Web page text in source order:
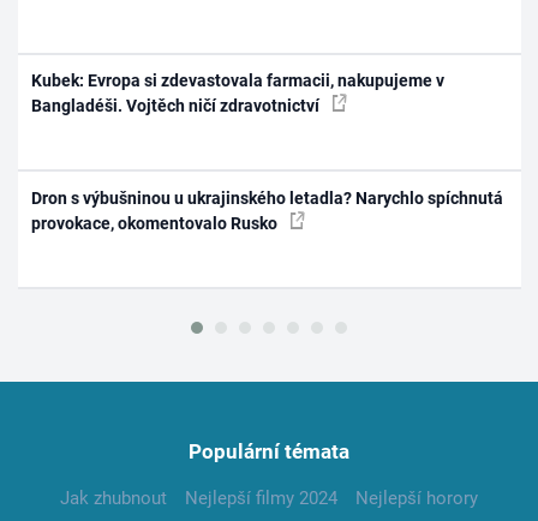
Kubek: Evropa si zdevastovala farmacii, nakupujeme v
Bangladéši. Vojtěch ničí zdravotnictví
Dron s výbušninou u ukrajinského letadla? Narychlo spíchnutá
provokace, okomentovalo Rusko
Populární témata
Jak zhubnout Nejlepší filmy 2024
Nejlepší horory